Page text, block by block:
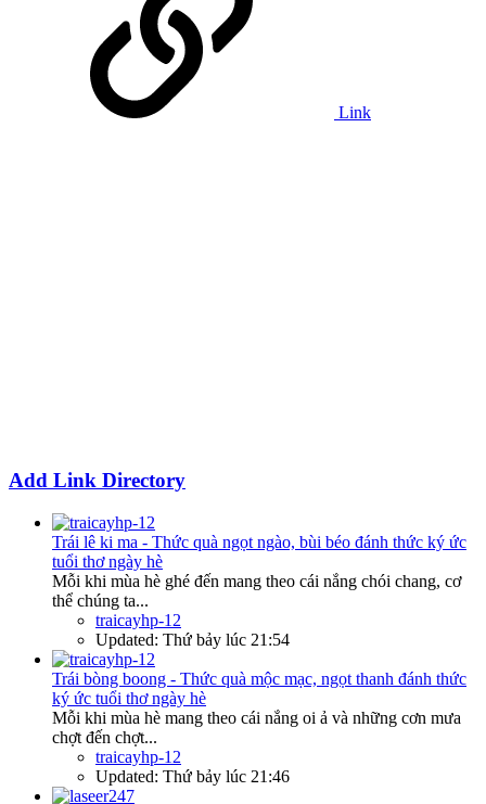
Link
Add Link Directory
Trái lê ki ma - Thức quà ngọt ngào, bùi béo đánh thức ký ức
tuổi thơ ngày hè
Mỗi khi mùa hè ghé đến mang theo cái nắng chói chang, cơ
thể chúng ta...
traicayhp-12
Updated: Thứ bảy lúc 21:54
Trái bòng boong - Thức quà mộc mạc, ngọt thanh đánh thức
ký ức tuổi thơ ngày hè
Mỗi khi mùa hè mang theo cái nắng oi ả và những cơn mưa
chợt đến chợt...
traicayhp-12
Updated: Thứ bảy lúc 21:46